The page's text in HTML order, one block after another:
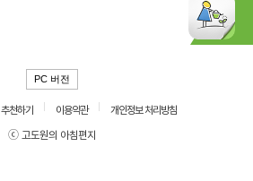
PC 버전
추천하기 이용약관
개인정보 처리방침
ⓒ 고도원의 아침편지